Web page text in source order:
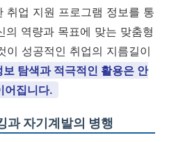
취업 지원 프로그램 정보를 통
의 역량과 목표에 맞는 맞춤형
이 성공적인 취업의 지름길이
보 탐색과 적극적인 활용은 안
어집니다.
과 자기계발의 병행